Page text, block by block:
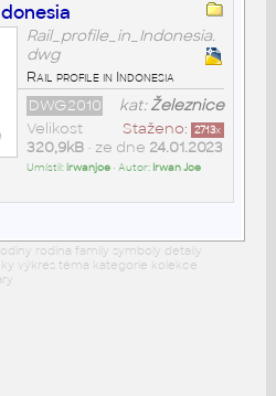
Rail_profile_in_Indonesia.
dwg
Rail profile in Indonesia
kat:Železnice
DWG2010
Staženo: 2713x
Velikost
320,9kB• ze dne 24.01.2023
Umístil:irwanjoe• Autor: Irwan Joe
rodina family symboly detaily
výkres téma kategorie kolekce